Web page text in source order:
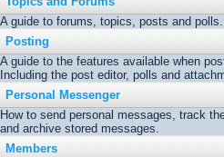
A guide to forums, topics, posts and polls.
Posting
A guide to the features available when
Including the post editor, polls and
Personal Messenger
How to send personal messages, track
and archive stored messages.
Members